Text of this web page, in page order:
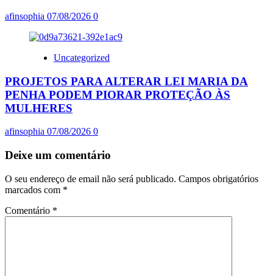
afinsophia 07/08/2026 0
Uncategorized
PROJETOS PARA ALTERAR LEI MARIA DA
PENHA PODEM PIORAR PROTEÇÃO ÀS
MULHERES
afinsophia 07/08/2026 0
Deixe um comentário
O seu endereço de email não será publicado. Campos obrigatórios
marcados com *
Comentário *